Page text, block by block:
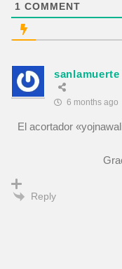
1 COMMENT
sanlamuerte
6 months ago
El acortador
Reply